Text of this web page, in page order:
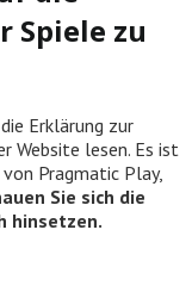
Spiele zu
Erklärung zur
Website lesen. Es ist
Pragmatic Play,
Sie sich die
hinsetzen.